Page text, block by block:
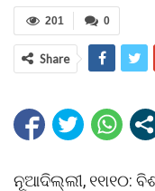
0
201
Share
ନୂଆଦିଲ୍ଲୀ, ୧୧ା୧୦: